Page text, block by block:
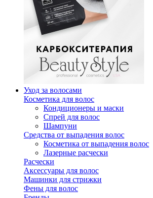
Уход за волосами
Косметика для волос
Кондиционеры и маски
Спрей для волос
Шампуни
Средства от выпадения волос
Косметика от выпадения волос
Лазерные расчески
Расчески
Аксессуары для волос
Машинки для стрижки
Фены для волос